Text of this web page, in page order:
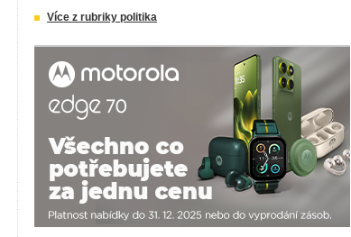
Více z rubriky politika